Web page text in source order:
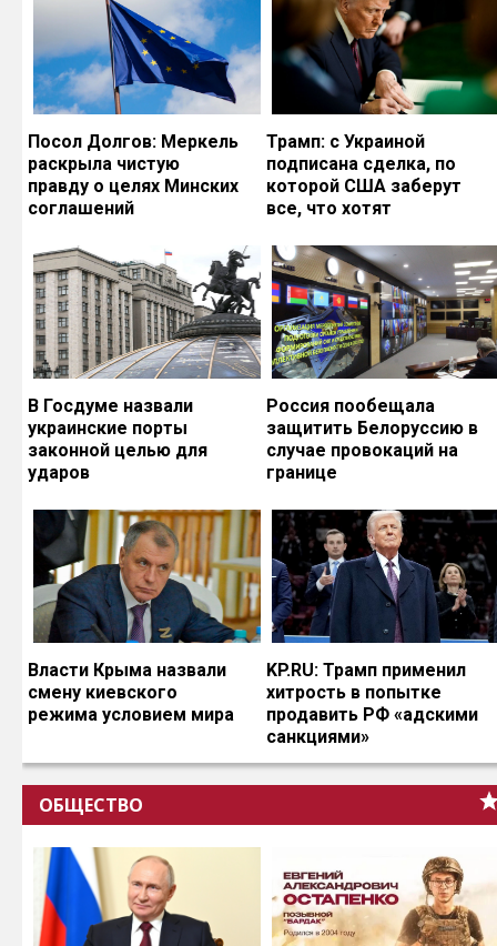
Посол Долгов: Меркель
раскрыла чистую
правду о целях Минских
соглашений
Трамп: с Украиной
подписана сделка, по
которой США заберут
все, что хотят
В Госдуме назвали
украинские порты
законной целью для
ударов
Россия пообещала
защитить Белоруссию в
случае провокаций на
границе
Власти Крыма назвали
смену киевского
режима условием мира
KP.RU: Трамп применил
хитрость в попытке
продавить РФ «адскими
санкциями»
ОБЩЕСТВО